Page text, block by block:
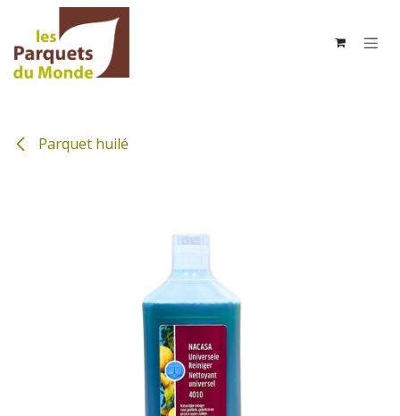
Se rendre au contenu
Parquet huilé